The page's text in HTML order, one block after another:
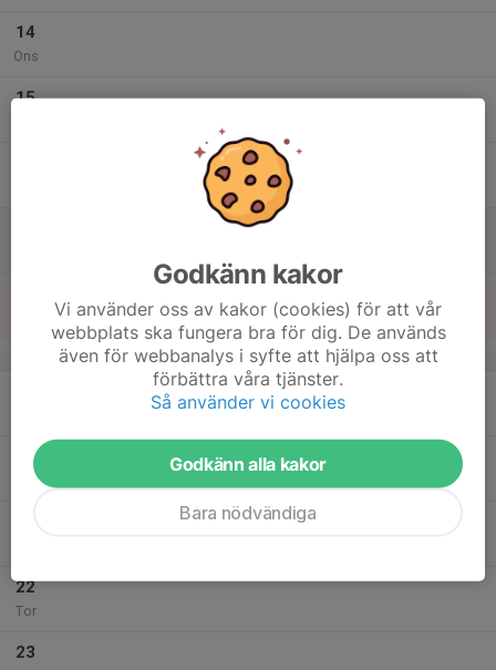
14
Ons
15
13:00
Sporthallen d-hall
v.4
20
22
Tor
23
Godkänn kakor
Vi använder oss av kakor (cookies) för att vår
webbplats ska fungera bra för dig. De används
även för webbanalys i syfte att hjälpa oss att
förbättra våra tjänster.
Så använder vi cookies
Godkänn alla kakor
Bara nödvändiga